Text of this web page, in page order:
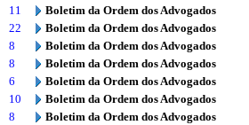
11
Boletim da Ordem dos Advogados
22
Boletim da Ordem dos Advogados
8
Boletim da Ordem dos Advogados
8
Boletim da Ordem dos Advogados
6
Boletim da Ordem dos Advogados
10
Boletim da Ordem dos Advogados
8
Boletim da Ordem dos Advogados